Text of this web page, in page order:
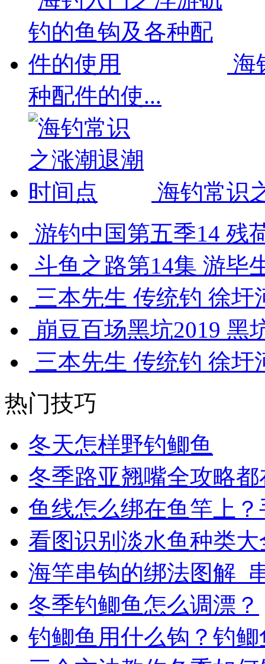
海
种配件的使...
海钓常识
游钓中国第五季14 残
斗鱼之路第14集 游毕
三本先生 传统钓 徐圩
崩豆百场黑坑2019 黑
三本先生 传统钓 徐圩
热门技巧
冬天怎样野钓鲫鱼
冬季路亚翘嘴全攻略
鱼线怎么绑在鱼竿上
看图识别淡水鱼种类大
海竿串钩的绑法图解_
冬季钓鲫鱼怎么调漂？
钓鲫鱼用什么钩？钓